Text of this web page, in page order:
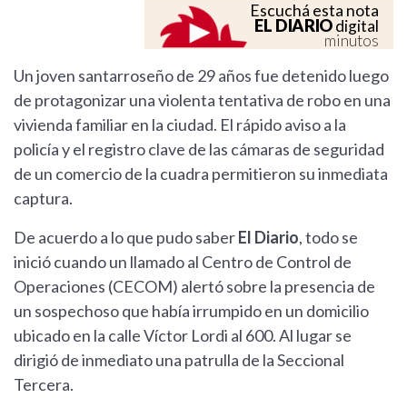
Escuchá esta nota
EL DIARIOdigital
minutos
Un joven santarroseño de 29 años fue detenido luego
de protagonizar una violenta tentativa de robo en una
vivienda familiar en la ciudad. El rápido aviso a la
policía y el registro clave de las cámaras de seguridad
de un comercio de la cuadra permitieron su inmediata
captura.
De acuerdo a lo que pudo saberEl Diario, todo se
inició cuando un llamado al Centro de Control de
Operaciones (CECOM) alertó sobre la presencia de
un sospechoso que había irrumpido en un domicilio
ubicado en la calle Víctor Lordi al 600. Al lugar se
dirigió de inmediato una patrulla de la Seccional
Tercera.